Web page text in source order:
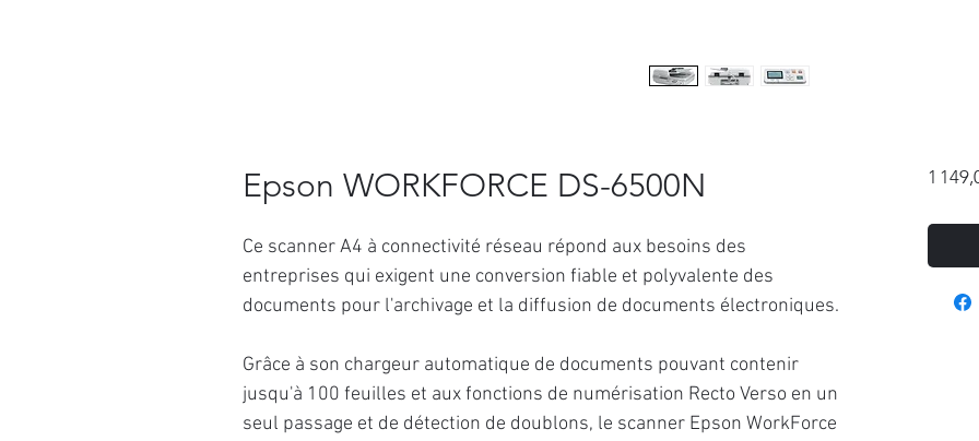
Epson WORKFORCE DS-6500N
Ce scanner A4 à connectivité réseau répond aux besoins des
entreprises qui exigent une conversion fiable et polyvalente des
documents pour l'archivage et la diffusion de documents électroniques.
Grâce à son chargeur automatique de documents pouvant contenir
jusqu'à 100 feuilles et aux fonctions de numérisation Recto Verso en un
seul passage et de détection de doublons, le scanner Epson WorkForce
1